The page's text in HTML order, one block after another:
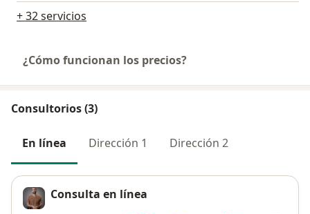
+ 32 servicios
¿Cómo funcionan los precios?
Consultorios (3)
En línea Dirección 1 Dirección 2
Consulta en línea